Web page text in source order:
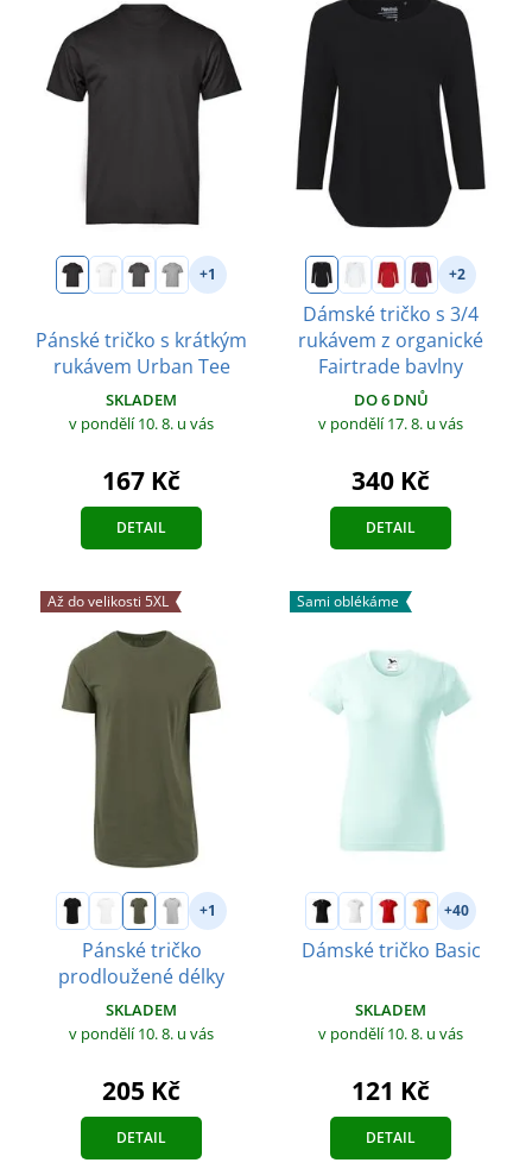
+1
Pánské tričko s krátkým
rukávem Urban Tee
SKLADEM
v pondělí 10. 8. u vás
167 Kč
DETAIL
+2
Dámské tričko s 3/4
rukávem z organické
Fairtrade bavlny
DO 6 DNŮ
v pondělí 17. 8. u vás
340 Kč
DETAIL
Až do velikosti 5XL
+1
Pánské tričko
prodloužené délky
SKLADEM
v pondělí 10. 8. u vás
205 Kč
DETAIL
Sami oblékáme
+40
Dámské tričko Basic
SKLADEM
v pondělí 10. 8. u vás
121 Kč
DETAIL